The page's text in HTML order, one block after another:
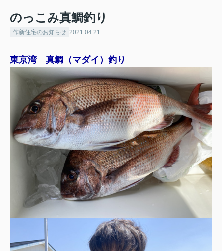
のっこみ真鯛釣り
作新住宅のお知らせ 2021.04.21
東京湾 真鯛（マダイ）釣り